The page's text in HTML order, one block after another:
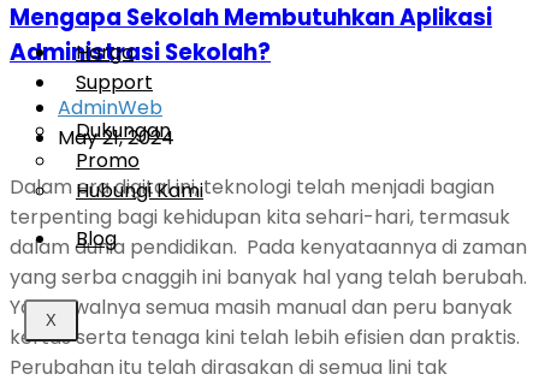
Harga
Support
Dukungan
Promo
Hubungi Kami
Blog
X
Mengapa Sekolah Membutuhkan Aplikasi
Administrasi Sekolah?
AdminWeb
May 21, 2024
Dalam era digital ini, teknologi telah menjadi bagian
terpenting bagi kehidupan kita sehari-hari, termasuk
dalam dunia pendidikan. Pada kenyataannya di zaman
yang serba cnaggih ini banyak hal yang telah berubah.
Yang awalnya semua masih manual dan peru banyak
kertas serta tenaga kini telah lebih efisien dan praktis.
Perubahan itu telah dirasakan di semua lini tak